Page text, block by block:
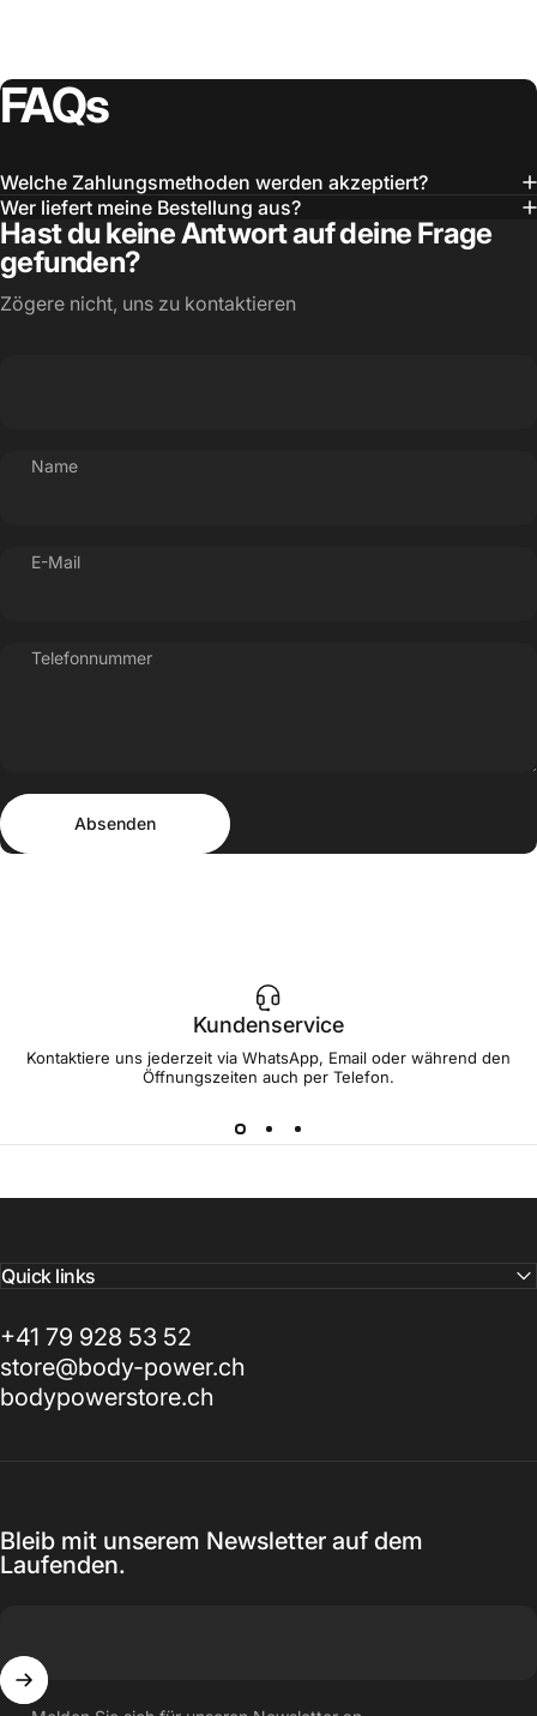
FAQs
Welche Zahlungsmethoden werden akzeptiert?
Wer liefert meine Bestellung aus?
Hast du keine Antwort auf deine Frage
gefunden?
Zögere nicht, uns zu kontaktieren
Name
E-Mail
Telefonnummer
Absenden
Absenden
Kundenservice
Kontaktiere uns jederzeit via WhatsApp, Email oder während den
Öffnungszeiten auch per Telefon.
Quick links
+41 79 928 53 52
store@body-power.ch
bodypowerstore.ch
Bleib mit unserem Newsletter auf dem
Laufenden.